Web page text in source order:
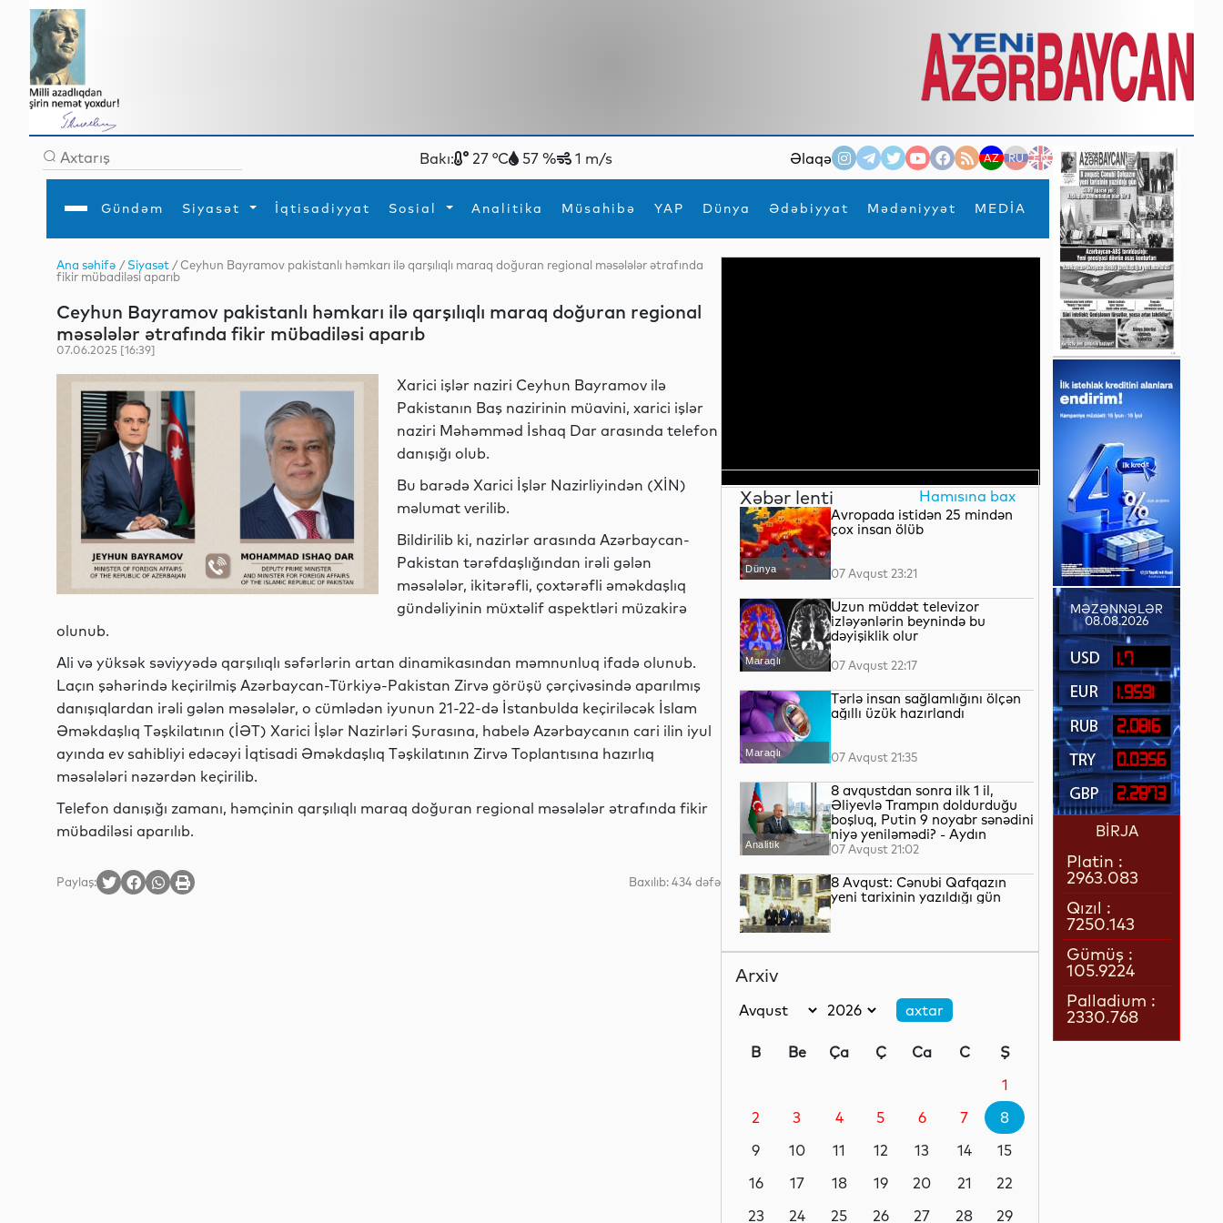
Bakı: 27 °C 57 % 1 m/s Əlaqə AZ RU EN
Gündəm Siyasət İqtisadiyyat Sosial Analitika Müsahibə YAP Dünya Ədəbiyyat Mədəniyyət MEDİA
×
Gündəm
İqtisadiyyat
YAP
Analitika
Mədəniyyət
Müsahibə
Ədəbiyyat
Xarici siyasət
Daxili siyasət
Turizm
Elm
Din
Hadisə
İdman
Yeni texnologiyalar
Ana səhifə /Siyasət / Ceyhun Bayramov pakistanlı həmkarı ilə qarşılıqlı maraq doğuran regional məsələlər ətrafında
fikir mübadiləsi aparıb
Ceyhun Bayramov pakistanlı həmkarı ilə qarşılıqlı maraq doğuran regional
məsələlər ətrafında fikir mübadiləsi aparıb
07.06.2025 [16:39]
Xarici işlər naziri Ceyhun Bayramov ilə
Pakistanın Baş nazirinin müavini, xarici işlər
naziri Məhəmməd İshaq Dar arasında telefon
danışığı olub.
Bu barədə Xarici İşlər Nazirliyindən (XİN)
məlumat verilib.
Bildirilib ki, nazirlər arasında Azərbaycan-
Pakistan tərəfdaşlığından irəli gələn
məsələlər, ikitərəfli, çoxtərəfli əməkdaşlıq
gündəliyinin müxtəlif aspektləri müzakirə
olunub.
Ali və yüksək səviyyədə qarşılıqlı səfərlərin artan dinamikasından məmnunluq ifadə olunub.
Laçın şəhərində keçirilmiş Azərbaycan-Türkiyə-Pakistan Zirvə görüşü çərçivəsində aparılmış
danışıqlardan irəli gələn məsələlər, o cümlədən iyunun 21-22-də İstanbulda keçiriləcək İslam
Əməkdaşlıq Təşkilatının (İƏT) Xarici İşlər Nazirləri Şurasına, habelə Azərbaycanın cari ilin iyul
ayında ev sahibliyi edəcəyi İqtisadi Əməkdaşlıq Təşkilatının Zirvə Toplantısına hazırlıq
məsələləri nəzərdən keçirilib.
Telefon danışığı zamanı, həmçinin qarşılıqlı maraq doğuran regional məsələlər ətrafında fikir
mübadiləsi aparılıb.
Paylaş: Baxılıb: 434 dəfə
Xəbər lenti Hamısına bax
Dünya
Avropada istidən 25 mindən
çox insan ölüb
07 Avqust 23:21
Maraqlı
Uzun müddət televizor
izləyənlərin beynində bu
dəyişiklik olur
07 Avqust 22:17
Maraqlı
Tərlə insan sağlamlığını ölçən
ağıllı üzük hazırlandı
07 Avqust 21:35
Analitik
8 avqustdan sonra ilk 1 il,
Əliyevlə Trampın doldurduğu
boşluq, Putin 9 noyabr sənədini
niyə yeniləmədi? - Aydın
QULİYEV yazır...
07 Avqust 21:02
Siyasət
8 Avqust: Cənubi Qafqazın
yeni tarixinin yazıldığı gün
konturları
Siyasət
Paşinyan niyə üzr istəmişdi?
07 Avqust 20:41
Dünya
ÜST legioner xəstəliyinin
07 Avqust 20:17
Arxiv
B Be Ça Ç Ca C
Ş
1
2
3 4 5 6 7
8
9
10 11 12 13 14
15
16
17 18 19 20 21
22
23
24 25 26 27 28
29
MƏZƏNNƏLƏR
08.08.2026
1.7
1.9591
2.0816
0.0356
2.2873
BİRJA
Platin :
2963.083
Qızıl :
7250.143
Gümüş :
105.9224
Palladium :
2330.768